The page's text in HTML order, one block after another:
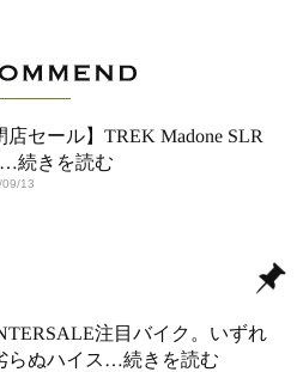
店セール】TREK Madone SLR
…続きを読む
13
注目バイク。いずれ
らぬハイス …続きを読む